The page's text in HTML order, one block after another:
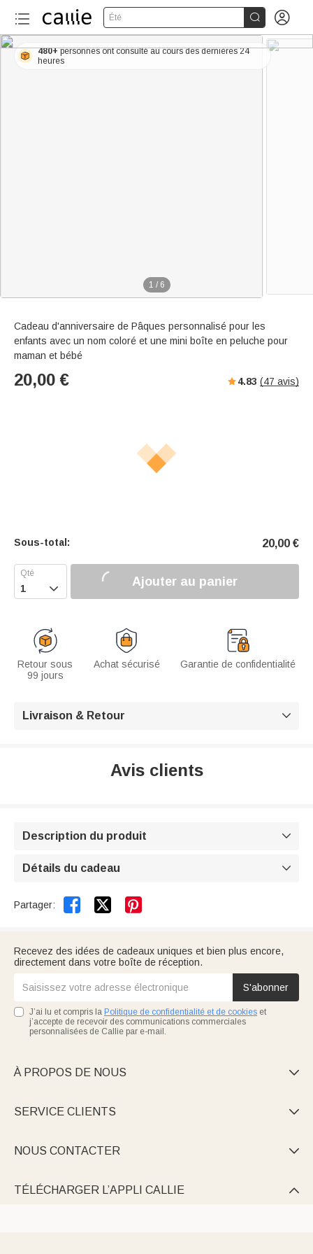
Été  
1 / 6
480+personnes ont consulté au cours des dernières 24
heures
Cadeau d'anniversaire de Pâques personnalisé pour les
enfants avec un nom coloré et une mini boîte en peluche pour
maman et bébé
20,00 € 4.83 (47 avis)
Sous-total: 20,00 €
 Ajouter au panier
Retour sous
99 jours
Achat sécurisé Garantie de confidentialité
Livraison & Retour 
Avis clients
Description du produit 
Détails du cadeau 
Partager:  
Recevez des idées de cadeaux uniques et bien plus encore,
directement dans votre boîte de réception.
S'abonner
J’ai lu et compris la Politique de confidentialité et de cookies et
j’accepte de recevoir des communications commerciales
personnalisées de Callie par e-mail.
À PROPOS DE NOUS 
SERVICE CLIENTS 
NOUS CONTACTER 
TÉLÉCHARGER L’APPLI CALLIE 